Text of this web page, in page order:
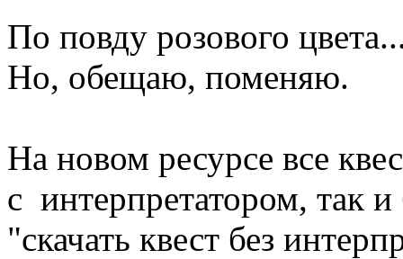
По повду розового
Но, обещаю, поменяю.
На новом ресурсе все
с интерпретатором, так
"скачать квест без